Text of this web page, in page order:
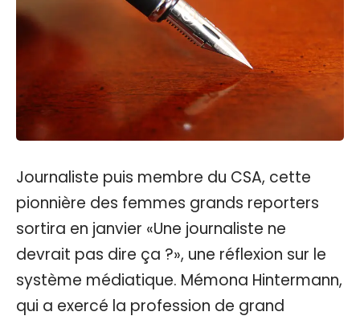
Journaliste puis membre du CSA, cette
pionnière des femmes grands reporters
sortira en janvier «Une journaliste ne
devrait pas dire ça ?», une réflexion sur le
système médiatique. Mémona Hintermann,
qui a exercé la profession de grand